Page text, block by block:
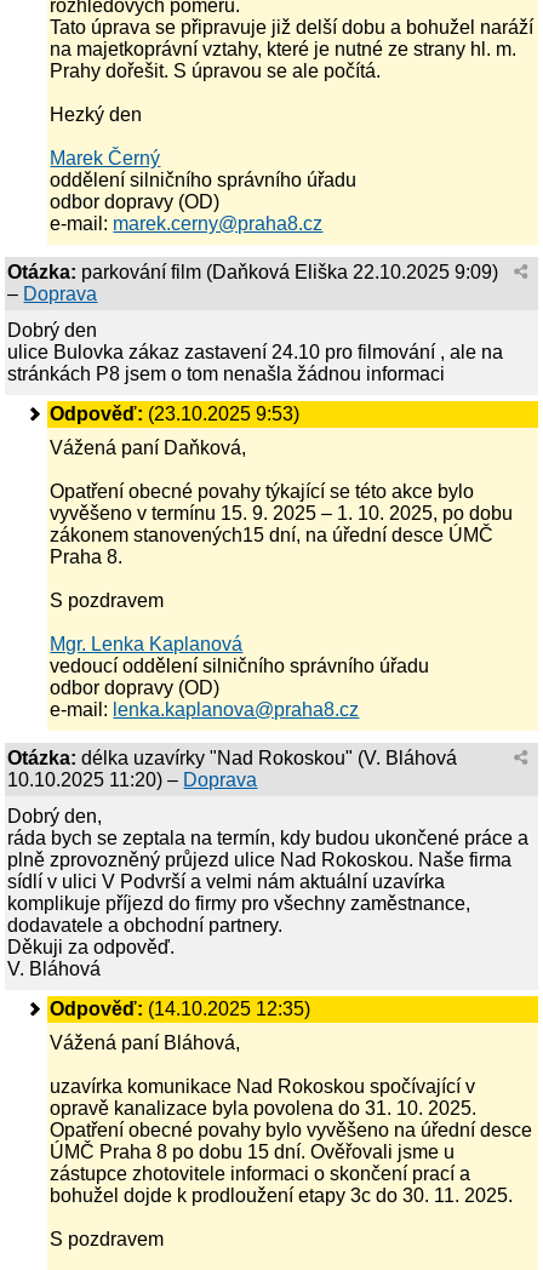
rozhledových poměrů.
Tato úprava se připravuje již delší dobu a bohužel naráží
na majetkoprávní vztahy, které je nutné ze strany hl. m.
Prahy dořešit. S úpravou se ale počítá.
Hezký den
Marek Černý
oddělení silničního správního úřadu
odbor dopravy (OD)
e-mail: marek.cerny@praha8.cz
Otázka: parkování film (Daňková Eliška 22.10.2025 9:09)
– Doprava
Dobrý den
ulice Bulovka zákaz zastavení 24.10 pro filmování , ale na
stránkách P8 jsem o tom nenašla žádnou informaci
Odpověď: (23.10.2025 9:53)
Vážená paní Daňková,
Opatření obecné povahy týkající se této akce bylo
vyvěšeno v termínu 15. 9. 2025 – 1. 10. 2025, po dobu
zákonem stanovených15 dní, na úřední desce ÚMČ
Praha 8.
S pozdravem
Mgr. Lenka Kaplanová
vedoucí oddělení silničního správního úřadu
odbor dopravy (OD)
e-mail: lenka.kaplanova@praha8.cz
Otázka: délka uzavírky "Nad Rokoskou" (V. Bláhová
10.10.2025 11:20) – Doprava
Dobrý den,
ráda bych se zeptala na termín, kdy budou ukončené práce a
plně zprovozněný průjezd ulice Nad Rokoskou. Naše firma
sídlí v ulici V Podvrší a velmi nám aktuální uzavírka
komplikuje příjezd do firmy pro všechny zaměstnance,
dodavatele a obchodní partnery.
Děkuji za odpověď.
V. Bláhová
Odpověď: (14.10.2025 12:35)
Vážená paní Bláhová,
uzavírka komunikace Nad Rokoskou spočívající v
opravě kanalizace byla povolena do 31. 10. 2025.
Opatření obecné povahy bylo vyvěšeno na úřední desce
ÚMČ Praha 8 po dobu 15 dní. Ověřovali jsme u
zástupce zhotovitele informaci o skončení prací a
bohužel dojde k prodloužení etapy 3c do 30. 11. 2025.
S pozdravem